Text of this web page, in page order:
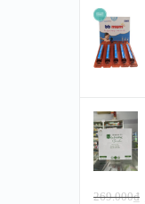
269.000₫